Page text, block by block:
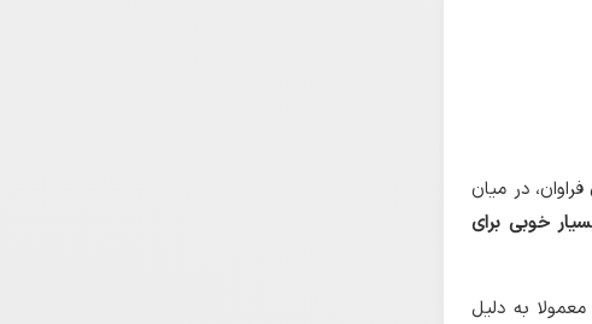
در میان
خوبی برای
به دلیل